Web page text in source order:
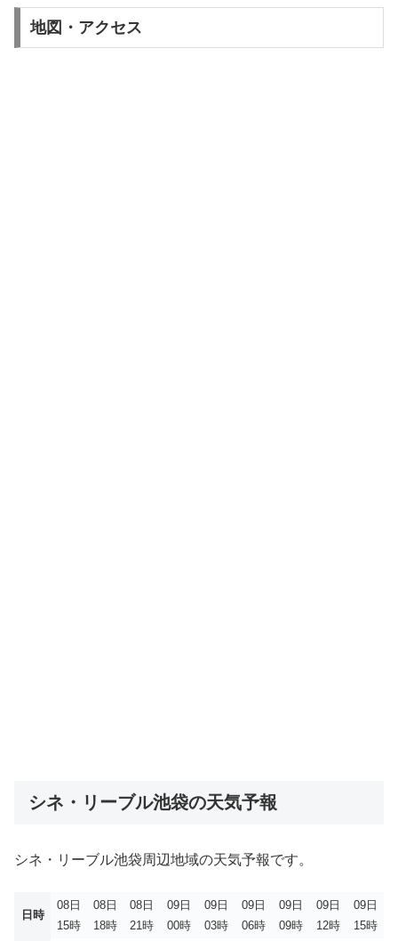
地図・アクセス
シネ・リーブル池袋の天気予報
シネ・リーブル池袋周辺地域の天気予報です。
日時
08日
15時
08日
18時
08日
21時
09日
00時
09日
03時
09日
06時
09日
09時
09日
12時
09日
15時